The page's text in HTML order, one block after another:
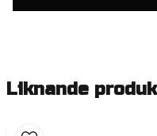
Liknande